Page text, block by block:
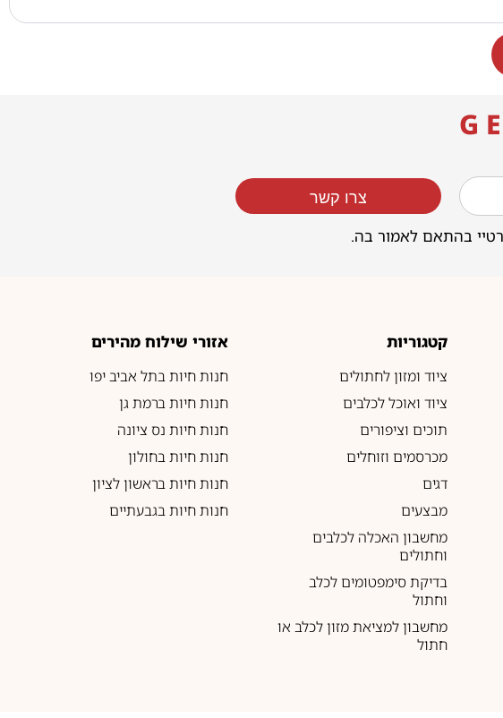
G
בהתאם לאמור בה.
צרו קשר
קטגוריות
ציוד ומזון לחתולים
ציוד ואוכל לכלבים
תוכים וציפורים
מכרסמים וזוחלים
דגים
מבצעים
מחשבון האכלה לכלבים
וחתולים
בדיקת סימפטומים לכלב
וחתול
מחשבון למציאת מזון לכלב או
חתול
אזורי שילוח מהירים
חנות חיות בתל אביב יפו
חנות חיות ברמת גן
חנות חיות נס ציונה
חנות חיות בחולון
חנות חיות בראשון לציון
חנות חיות בגבעתיים